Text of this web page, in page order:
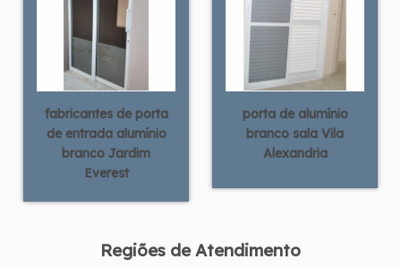
fabricantes de porta
de entrada alumínio
branco Jardim
Everest
porta de alumínio
branco sala Vila
Alexandria
Regiões de Atendimento